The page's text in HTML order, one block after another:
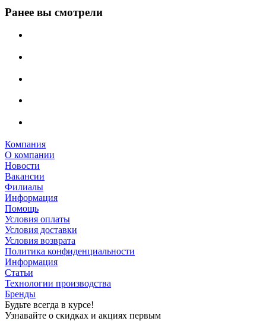
Ранее вы смотрели
Компания
О компании
Новости
Вакансии
Филиалы
Информация
Помощь
Условия оплаты
Условия доставки
Условия возврата
Политика конфиденциальности
Информация
Статьи
Технологии производства
Бренды
Будьте всегда в курсе!
Узнавайте о скидках и акциях первым